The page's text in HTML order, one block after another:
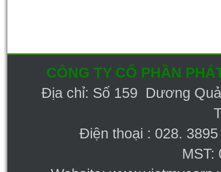
CÔNG TY CỔ PHẦN
Địa chỉ: Số 159 Dương
Điện thoại : 028.
MST: